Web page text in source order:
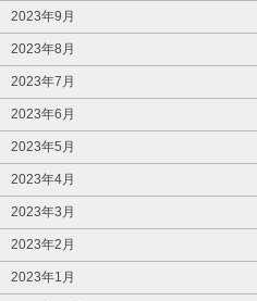
2023年9月
2023年8月
2023年7月
2023年6月
2023年5月
2023年4月
2023年3月
2023年2月
2023年1月